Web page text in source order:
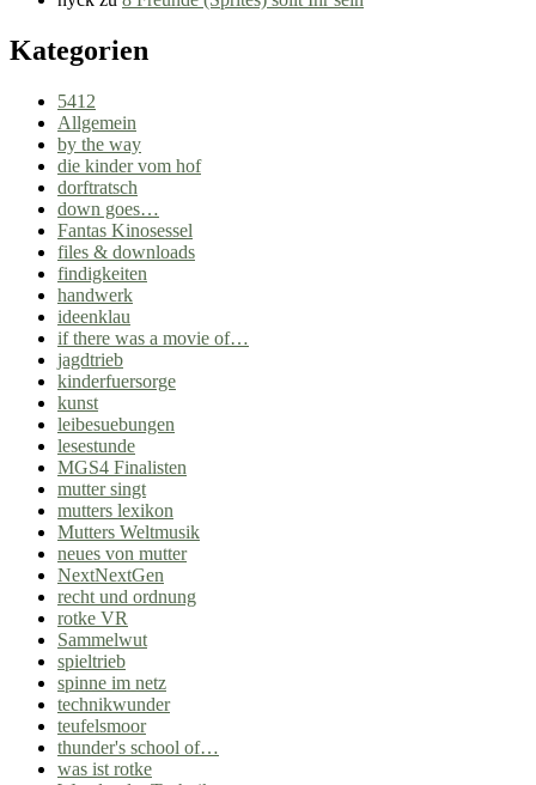
Kategorien
5412
Allgemein
by the way
die kinder vom hof
dorftratsch
down goes…
Fantas Kinosessel
files & downloads
findigkeiten
handwerk
ideenklau
if there was a movie of…
jagdtrieb
kinderfuersorge
kunst
leibesuebungen
lesestunde
MGS4 Finalisten
mutter singt
mutters lexikon
Mutters Weltmusik
neues von mutter
NextNextGen
recht und ordnung
rotke VR
Sammelwut
spieltrieb
spinne im netz
technikwunder
teufelsmoor
thunder's school of…
was ist rotke